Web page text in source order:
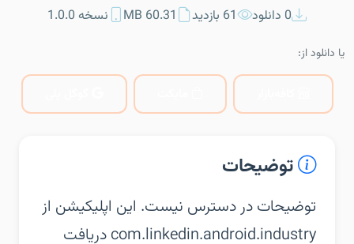
0 دانلود 61 بازدید 60.31 MB نسخه 1.0.0
یا دانلود از:
توضیحات
توضیحات در دسترس نیست. این اپلیکیشن از
com.linkedin.android.industry دریافت